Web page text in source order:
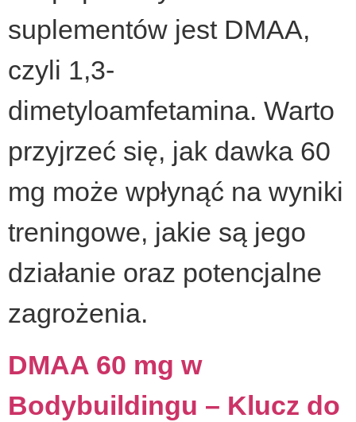
suplementów jest DMAA,
czyli 1,3-
dimetyloamfetamina. Warto
przyjrzeć się, jak dawka 60
mg może wpłynąć na wyniki
treningowe, jakie są jego
działanie oraz potencjalne
zagrożenia.
DMAA 60 mg w
Bodybuildingu – Klucz do